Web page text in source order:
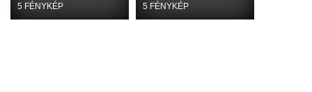
5 FÉNYKÉP 5 FÉNYKÉP